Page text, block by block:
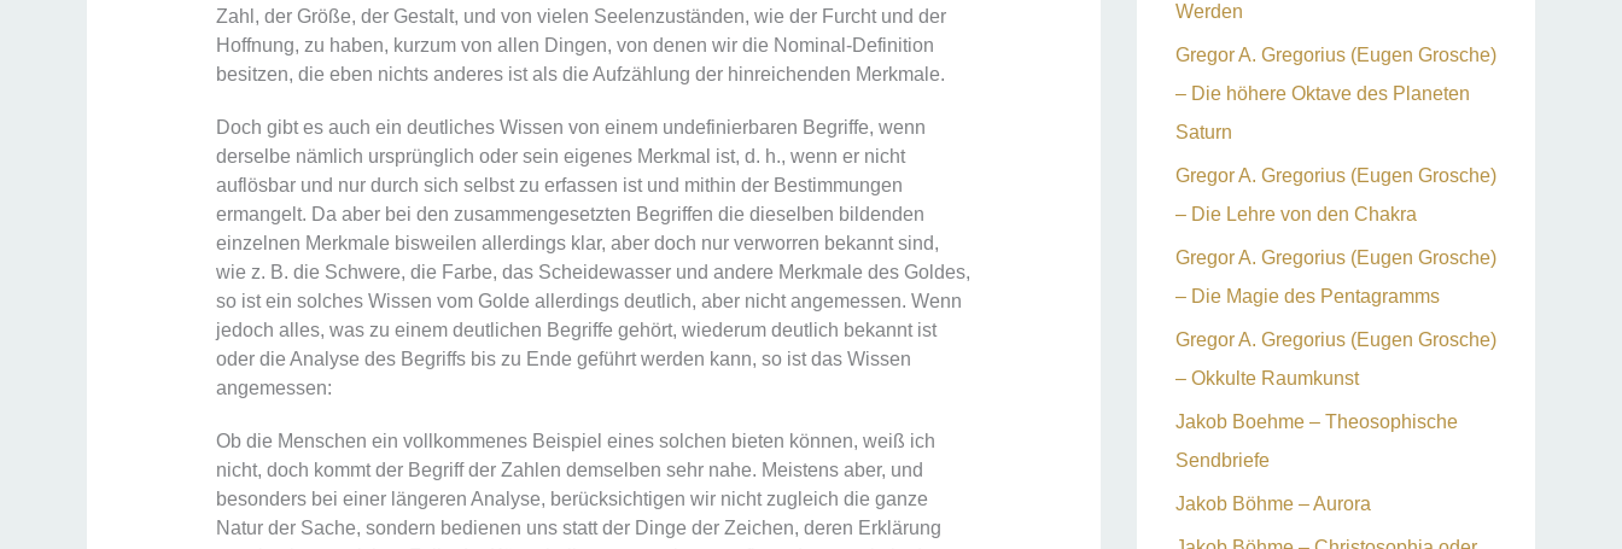
Zahl, der Größe, der Gestalt, und von vielen Seelenzuständen, wie der Furcht und der
Hoffnung, zu haben, kurzum von allen Dingen, von denen wir die Nominal-Definition
besitzen, die eben nichts anderes ist als die Aufzählung der hinreichenden Merkmale.
Doch gibt es auch ein deutliches Wissen von einem undefinierbaren Begriffe, wenn
derselbe nämlich ursprünglich oder sein eigenes Merkmal ist, d. h., wenn er nicht
auflösbar und nur durch sich selbst zu erfassen ist und mithin der Bestimmungen
ermangelt. Da aber bei den zusammengesetzten Begriffen die dieselben bildenden
einzelnen Merkmale bisweilen allerdings klar, aber doch nur verworren bekannt sind,
wie z. B. die Schwere, die Farbe, das Scheidewasser und andere Merkmale des Goldes,
so ist ein solches Wissen vom Golde allerdings deutlich, aber nicht angemessen. Wenn
jedoch alles, was zu einem deutlichen Begriffe gehört, wiederum deutlich bekannt ist
oder die Analyse des Begriffs bis zu Ende geführt werden kann, so ist das Wissen
angemessen:
Ob die Menschen ein vollkommenes Beispiel eines solchen bieten können, weiß ich
nicht, doch kommt der Begriff der Zahlen demselben sehr nahe. Meistens aber, und
besonders bei einer längeren Analyse, berücksichtigen wir nicht zugleich die ganze
Natur der Sache, sondern bedienen uns statt der Dinge der Zeichen, deren Erklärung
Werden
Gregor A. Gregorius (Eugen Grosche)
– Die höhere Oktave des Planeten
Saturn
Gregor A. Gregorius (Eugen Grosche)
– Die Lehre von den Chakra
Gregor A. Gregorius (Eugen Grosche)
– Die Magie des Pentagramms
Gregor A. Gregorius (Eugen Grosche)
– Okkulte Raumkunst
Jakob Boehme – Theosophische
Sendbriefe
Jakob Böhme – Aurora